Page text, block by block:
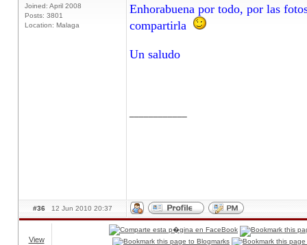
Joined: April 2008
Posts: 3801
Location: Malaga
Enhorabuena por todo, por las
compartirla
Un saludo
#36 12 Jun 2010 20:37
View